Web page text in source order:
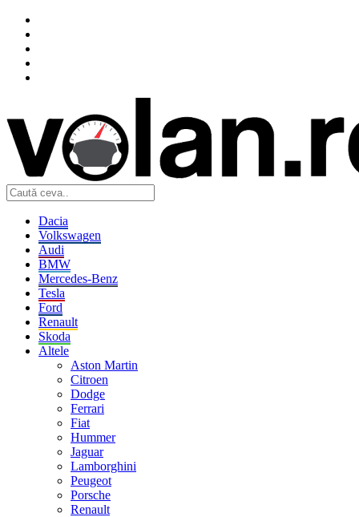
Dacia
Volkswagen
Audi
BMW
Mercedes-Benz
Tesla
Ford
Renault
Skoda
Altele
Aston Martin
Citroen
Dodge
Ferrari
Fiat
Hummer
Jaguar
Lamborghini
Peugeot
Porsche
Renault